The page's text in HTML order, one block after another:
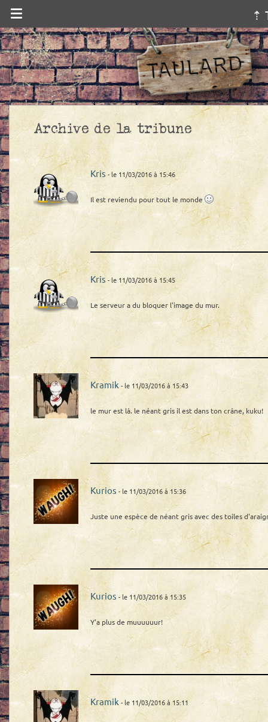
⇡
Archive de la tribune
Kris - le 11/03/2016 à 15:46
Il est reviendu pour tout le monde
Kris- le 11/03/2016 à 15:45
Le serveur a du bloquer l'image du mur.
Kramik - le 11/03/2016 à 15:43
le mur est là. le néant gris il est dans ton crâne, kuku!
Kurios - le 11/03/2016 à 15:36
Juste une espèce de néant gris avec des toiles
Kurios - le 11/03/2016 à 15:35
Y'a plus de muuuuuur!
Kramik - le 11/03/2016 à 15:11